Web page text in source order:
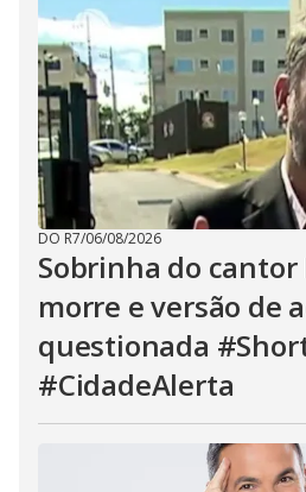
DO R7/06/08/2026
Sobrinha do
morre e versão de
questionada
#CidadeAlerta